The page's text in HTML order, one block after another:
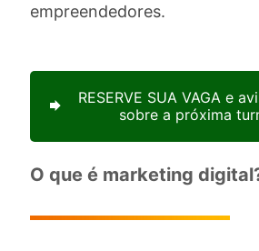
empreendedores.
RESERVE SUA VAGA e
sobre a próxima
O que é marketing